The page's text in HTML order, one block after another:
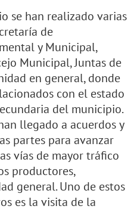
se han realizado varias
de
y Municipal,
Municipal, Juntas de
en general, donde
con el estado
del municipio.
llegado a acuerdos y
partes para avanzar
vías de mayor tráfico
productores,
general. Uno de estos
es la visita de la